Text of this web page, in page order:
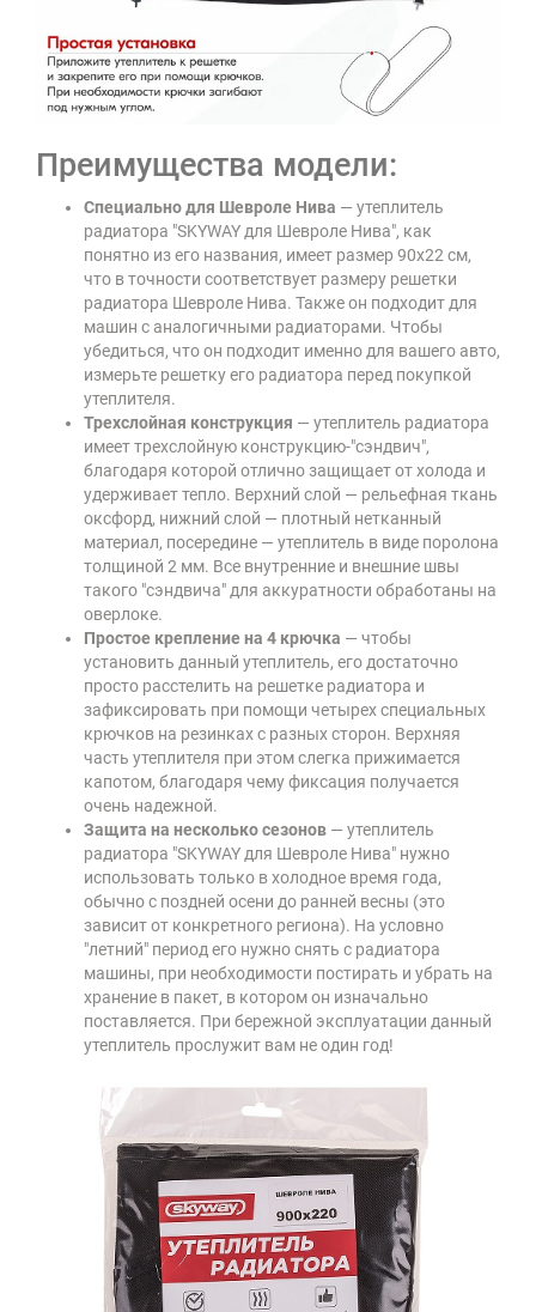
Преимущества модели:
Специально для Шевроле Нива — утеплитель
радиатора "SKYWAY для Шевроле Нива", как
понятно из его названия, имеет размер 90х22 см,
что в точности соответствует размеру решетки
радиатора Шевроле Нива. Также он подходит для
машин с аналогичными радиаторами. Чтобы
убедиться, что он подходит именно для вашего авто,
измерьте решетку его радиатора перед покупкой
утеплителя.
Трехслойная конструкция — утеплитель радиатора
имеет трехслойную конструкцию-"сэндвич",
благодаря которой отлично защищает от холода и
удерживает тепло. Верхний слой — рельефная ткань
оксфорд, нижний слой — плотный нетканный
материал, посередине — утеплитель в виде поролона
толщиной 2 мм. Все внутренние и внешние швы
такого "сэндвича" для аккуратности обработаны на
оверлоке.
Простое крепление на 4 крючка — чтобы
установить данный утеплитель, его достаточно
просто расстелить на решетке радиатора и
зафиксировать при помощи четырех специальных
крючков на резинках с разных сторон. Верхняя
часть утеплителя при этом слегка прижимается
капотом, благодаря чему фиксация получается
очень надежной.
Защита на несколько сезонов — утеплитель
радиатора "SKYWAY для Шевроле Нива" нужно
использовать только в холодное время года,
обычно с поздней осени до ранней весны (это
зависит от конкретного региона). На условно
"летний" период его нужно снять с радиатора
машины, при необходимости постирать и убрать на
хранение в пакет, в котором он изначально
поставляется. При бережной эксплуатации данный
утеплитель прослужит вам не один год!